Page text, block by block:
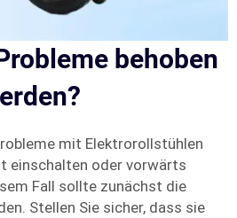
behoben
mit Elektrorollstühlen
einschalten oder vorwärts
Fall sollte zunächst die
Stellen Sie sicher, dass sie